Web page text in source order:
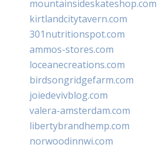
mountainsideskateshop.com
kirtlandcitytavern.com
301nutritionspot.com
ammos-stores.com
loceanecreations.com
birdsongridgefarm.com
joiedevivblog.com
valera-amsterdam.com
libertybrandhemp.com
norwoodinnwi.com